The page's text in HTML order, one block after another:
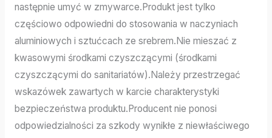
następnie umyć w zmywarce.Produkt jest tylko
częściowo odpowiedni do stosowania w naczyniach
aluminiowych i sztućcach ze srebrem.Nie mieszać z
kwasowymi środkami czyszczącymi (środkami
czyszczącymi do sanitariatów).Należy przestrzegać
wskazówek zawartych w karcie charakterystyki
bezpieczeństwa produktu.Producent nie ponosi
odpowiedzialności za szkody wynikłe z niewłaściwego